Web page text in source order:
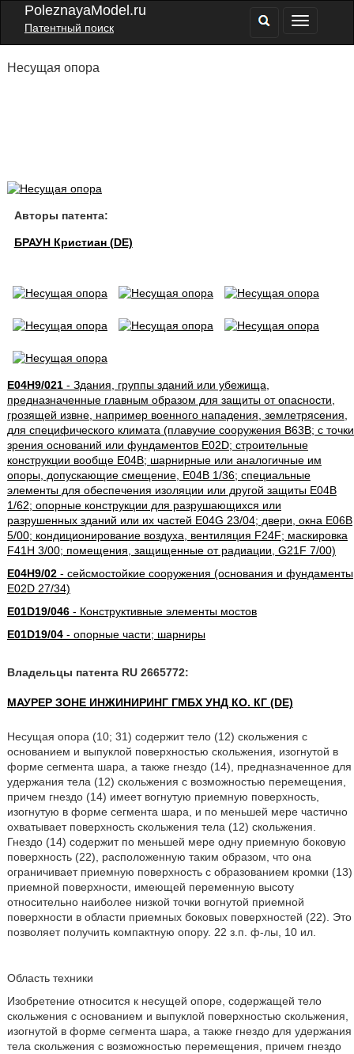
PoleznayaModel.ru
Патентный поиск
Несущая опора
Авторы патента:
БРАУН Кристиан (DE)
E04H9/021- Здания, группы зданий или убежища,
предназначенные главным образом для защиты от опасности,
грозящей извне, например военного нападения, землетрясения,
для специфического климата (плавучие сооружения B63B; с точки
зрения оснований или фундаментов E02D; строительные
конструкции вообще E04B; шарнирные или аналогичные им
опоры, допускающие смещение, E04B 1/36; специальные
элементы для обеспечения изоляции или другой защиты E04B
1/62; опорные конструкции для разрушающихся или
разрушенных зданий или их частей E04G 23/04; двери, окна E06B
5/00; кондиционирование воздуха, вентиляция F24F; маскировка
F41H 3/00; помещения, защищенные от радиации, G21F 7/00)
E04H9/02- сейсмостойкие сооружения (основания и фундаменты
E02D 27/34)
E01D19/046- Конструктивные элементы мостов
E01D19/04- опорные части; шарниры
Владельцы патента RU 2665772:
МАУРЕР ЗОНЕ ИНЖИНИРИНГ ГМБХ УНД КО. КГ (DE)
Несущая опора (10; 31) содержит тело (12) скольжения с
основанием и выпуклой поверхностью скольжения, изогнутой в
форме сегмента шара, а также гнездо (14), предназначенное для
удержания тела (12) скольжения с возможностью перемещения,
причем гнездо (14) имеет вогнутую приемную поверхность,
изогнутую в форме сегмента шара, и по меньшей мере частично
охватывает поверхность скольжения тела (12) скольжения.
Гнездо (14) содержит по меньшей мере одну приемную боковую
поверхность (22), расположенную таким образом, что она
ограничивает приемную поверхность с образованием кромки (13)
приемной поверхности, имеющей переменную высоту
относительно наиболее низкой точки вогнутой приемной
поверхности в области приемных боковых поверхностей (22). Это
позволяет получить компактную опору. 22 з.п. ф-лы, 10 ил.
Область техники
Изобретение относится к несущей опоре, содержащей тело
скольжения с основанием и выпуклой поверхностью скольжения,
изогнутой в форме сегмента шара, а также гнездо для удержания
тела скольжения с возможностью перемещения, причем гнездо